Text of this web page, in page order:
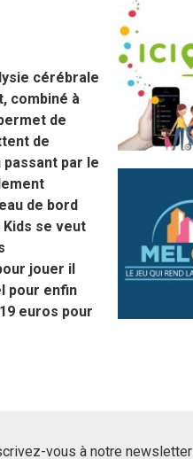
cérébrale
combiné à
de
de
par le
de bord
se veut
jouer il
pour enfin
euros pour
vous à notre newsletter